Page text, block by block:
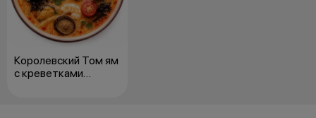
Королевский Том ям
с креветками